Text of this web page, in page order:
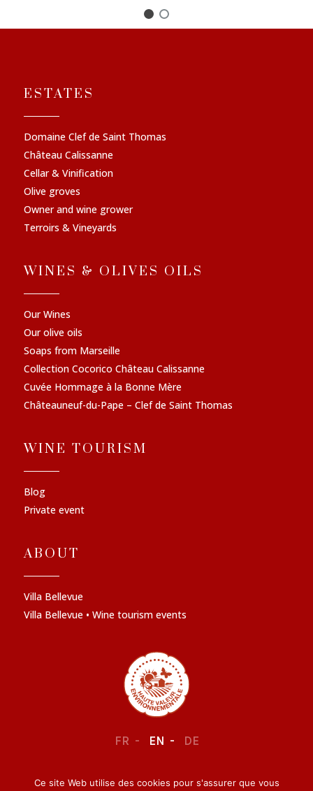
ESTATES
Domaine Clef de Saint Thomas
Château Calissanne
Cellar & Vinification
Olive groves
Owner and wine grower
Terroirs & Vineyards
WINES & OLIVES OILS
Our Wines
Our olive oils
Soaps from Marseille
Collection Cocorico Château Calissanne
Cuvée Hommage à la Bonne Mère
Châteauneuf-du-Pape – Clef de Saint Thomas
WINE TOURISM
Blog
Private event
ABOUT
Villa Bellevue
Villa Bellevue • Wine tourism events
FR EN DE
LEGAL NOTICE–CONFIDENTIALITY
Ce site Web utilise des cookies pour s'assurer que vous